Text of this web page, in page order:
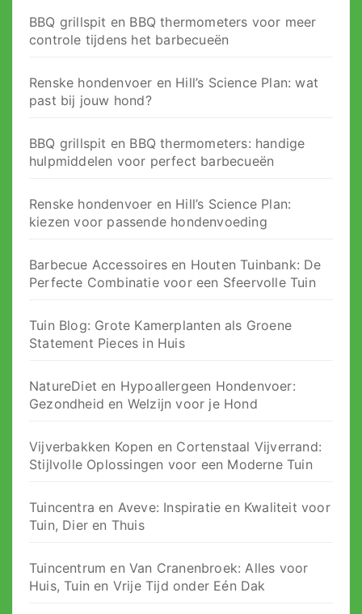
BBQ grillspit en BBQ thermometers voor meer
controle tijdens het barbecueën
Renske hondenvoer en Hill’s Science Plan: wat
past bij jouw hond?
BBQ grillspit en BBQ thermometers: handige
hulpmiddelen voor perfect barbecueën
Renske hondenvoer en Hill’s Science Plan:
kiezen voor passende hondenvoeding
Barbecue Accessoires en Houten Tuinbank: De
Perfecte Combinatie voor een Sfeervolle Tuin
Tuin Blog: Grote Kamerplanten als Groene
Statement Pieces in Huis
NatureDiet en Hypoallergeen Hondenvoer:
Gezondheid en Welzijn voor je Hond
Vijverbakken Kopen en Cortenstaal Vijverrand:
Stijlvolle Oplossingen voor een Moderne Tuin
Tuincentra en Aveve: Inspiratie en Kwaliteit voor
Tuin, Dier en Thuis
Tuincentrum en Van Cranenbroek: Alles voor
Huis, Tuin en Vrije Tijd onder Eén Dak